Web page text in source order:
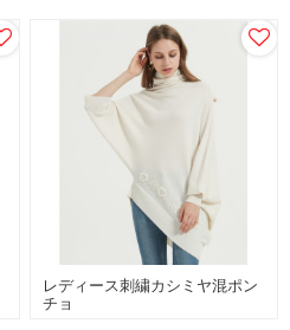
レディース刺繍カシミヤ混ポン
チョ